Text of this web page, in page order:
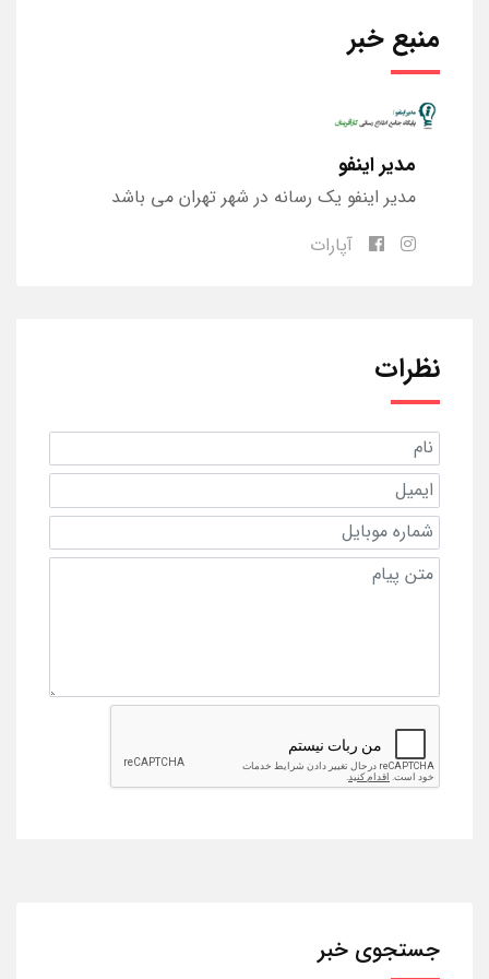
منبع خبر
مدیر اینفو
مدیر اینفو یک رسانه در شهر تهران می باشد
آپارات
نظرات
جستجوی خبر